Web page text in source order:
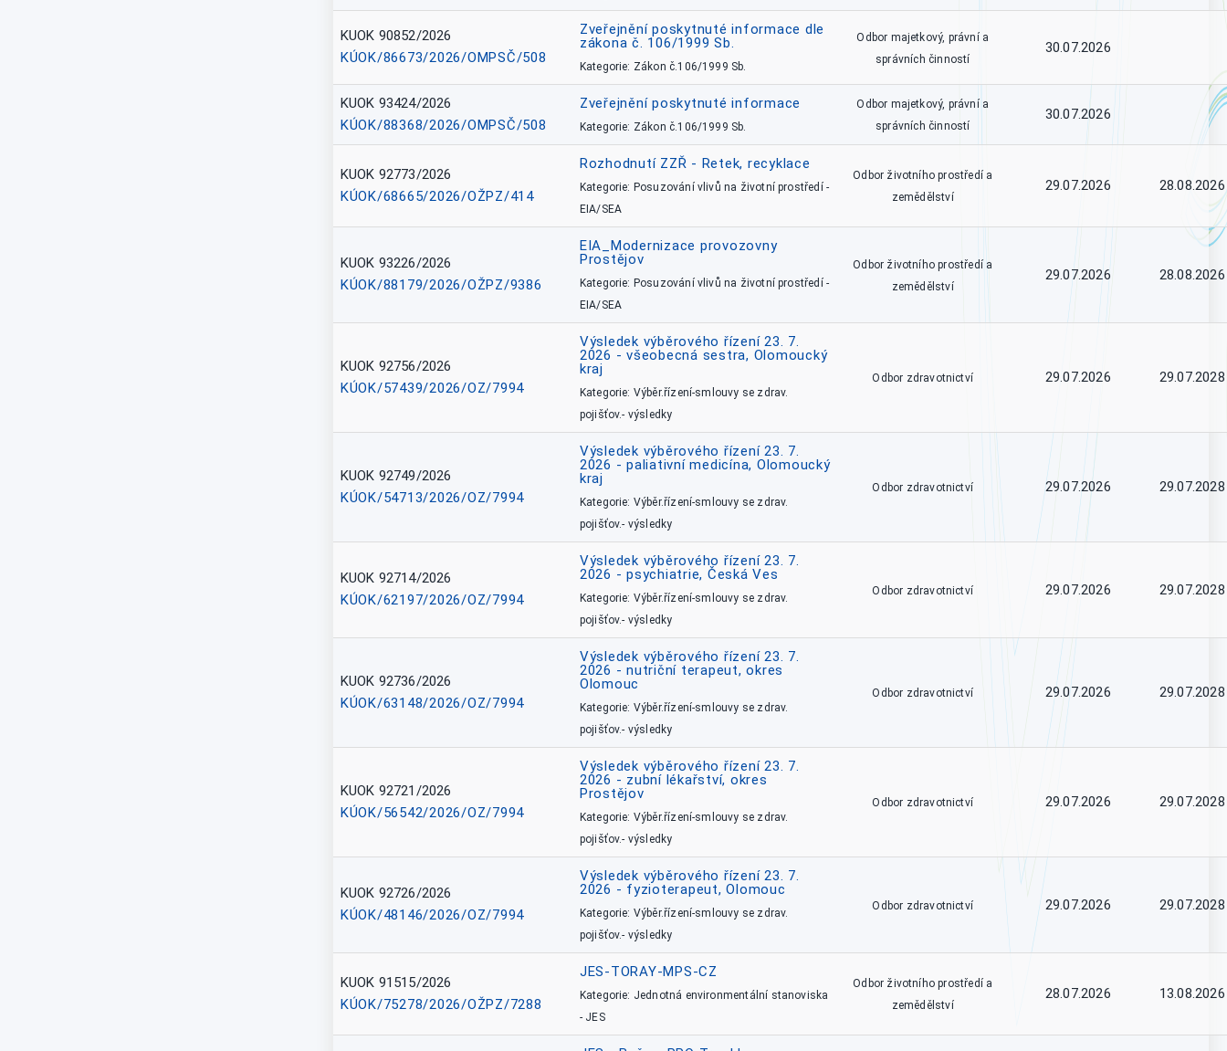
KUOK 90852/2026
KÚOK/86673/2026/OMPSČ/508
Zveřejnění poskytnuté informace dle
zákona č. 106/1999 Sb.
Kategorie: Zákon č.106/1999 Sb.
Odbor majetkový, právní a
správních činností
30.07.2026
KUOK 93424/2026
KÚOK/88368/2026/OMPSČ/508
Zveřejnění poskytnuté informace
Kategorie: Zákon č.106/1999 Sb.
Odbor majetkový, právní a
správních činností
30.07.2026
KUOK 92773/2026
KÚOK/68665/2026/OŽPZ/414
Rozhodnutí ZZŘ - Retek, recyklace
Kategorie: Posuzování vlivů na životní prostředí -
EIA/SEA
Odbor životního prostředí a
zemědělství
29.07.2026 28.08.2026
KUOK 93226/2026
KÚOK/88179/2026/OŽPZ/9386
EIA_Modernizace provozovny
Prostějov
Kategorie: Posuzování vlivů na životní prostředí -
EIA/SEA
Odbor životního prostředí a
zemědělství
29.07.2026 28.08.2026
KUOK 92756/2026
KÚOK/57439/2026/OZ/7994
Výsledek výběrového řízení 23. 7.
2026 - všeobecná sestra, Olomoucký
kraj
Kategorie: Výběr.řízení-smlouvy se zdrav.
pojišťov.- výsledky
Odbor zdravotnictví 29.07.2026 29.07.2028
KUOK 92749/2026
KÚOK/54713/2026/OZ/7994
Výsledek výběrového řízení 23. 7.
2026 - paliativní medicína, Olomoucký
kraj
Kategorie: Výběr.řízení-smlouvy se zdrav.
pojišťov.- výsledky
Odbor zdravotnictví 29.07.2026 29.07.2028
KUOK 92714/2026
KÚOK/62197/2026/OZ/7994
Výsledek výběrového řízení 23. 7.
2026 - psychiatrie, Česká Ves
Kategorie: Výběr.řízení-smlouvy se zdrav.
pojišťov.- výsledky
Odbor zdravotnictví 29.07.2026 29.07.2028
KUOK 92736/2026
KÚOK/63148/2026/OZ/7994
Výsledek výběrového řízení 23. 7.
2026 - nutriční terapeut, okres
Olomouc
Kategorie: Výběr.řízení-smlouvy se zdrav.
pojišťov.- výsledky
Odbor zdravotnictví 29.07.2026 29.07.2028
KUOK 92721/2026
KÚOK/56542/2026/OZ/7994
Výsledek výběrového řízení 23. 7.
2026 - zubní lékařství, okres
Prostějov
Kategorie: Výběr.řízení-smlouvy se zdrav.
pojišťov.- výsledky
Odbor zdravotnictví 29.07.2026 29.07.2028
KUOK 92726/2026
KÚOK/48146/2026/OZ/7994
Výsledek výběrového řízení 23. 7.
2026 - fyzioterapeut, Olomouc
Kategorie: Výběr.řízení-smlouvy se zdrav.
pojišťov.- výsledky
Odbor zdravotnictví 29.07.2026 29.07.2028
KUOK 91515/2026
KÚOK/75278/2026/OŽPZ/7288
JES-TORAY-MPS-CZ
Kategorie: Jednotná environmentální stanoviska
- JES
Odbor životního prostředí a
zemědělství
28.07.2026 13.08.2026